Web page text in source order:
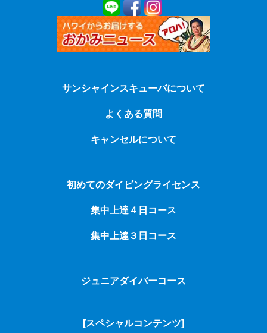
サンシャインスキューバについて
よくある質問
キャンセルについて
初めてのダイビングライセンス
集中上達４日コース
集中上達３日コース
ジュニアダイバーコース
[スペシャルコンテンツ]